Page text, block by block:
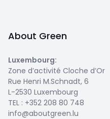
About Green
Luxembourg:
Zone d’activité Cloche d’Or
Rue Henri M.Schnadt, 6
L-2530 Luxembourg
TEL : +352 208 80 748
info@aboutgreen.lu